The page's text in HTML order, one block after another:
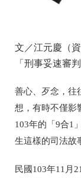
文／江元慶（
「刑事妥速審
善心、歹念，往
想，有時不僅影
103年的「9合1
生這樣的司法
民國103年11月